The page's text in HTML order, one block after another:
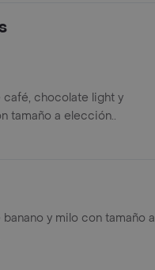
café, chocolate light y
tamaño a elección..
y milo con tamaño a